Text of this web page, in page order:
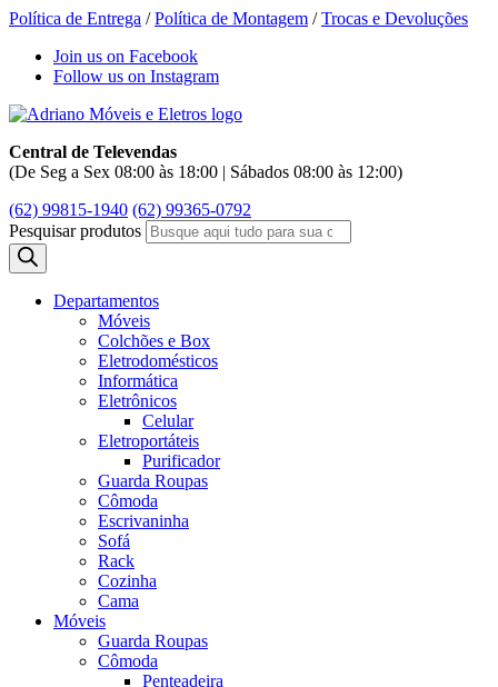
Política de Entrega /Política de Montagem /Trocas e Devoluções
Join us on Facebook
Follow us on Instagram
Central de Televendas
(De Seg a Sex 08:00 às 18:00 | Sábados 08:00 às 12:00)
(62) 99815-1940 (62) 99365-0792
Pesquisar produtos
Departamentos
Móveis
Colchões e Box
Eletrodomésticos
Informática
Eletrônicos
Celular
Eletroportáteis
Purificador
Guarda Roupas
Cômoda
Escrivaninha
Sofá
Rack
Cozinha
Cama
Móveis
Guarda Roupas
Cômoda
Penteadeira